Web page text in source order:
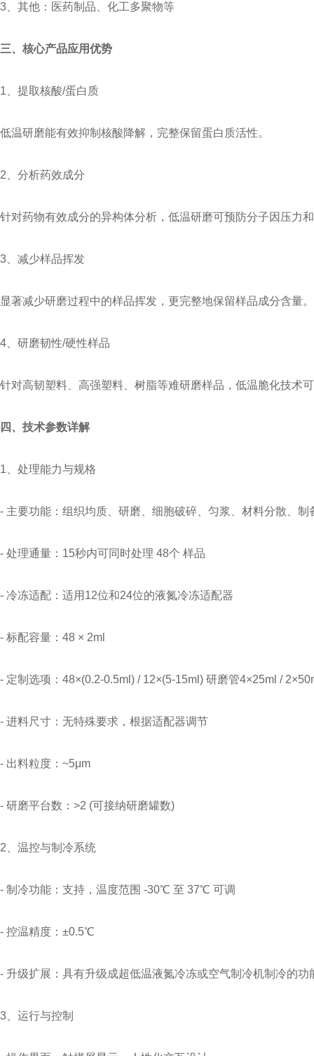
3、其他：医药制品、化工多聚物等
三、核心产品应用优势
1、提取核酸/蛋白质
低温研磨能有效抑制核酸降解，完整保留蛋白质活性。
2、分析药效成分
针对药物有效成分的异构体分析，低温研磨可预防分子因压力
3、减少样品挥发
显著减少研磨过程中的样品挥发，更完整地保留样品成分含量。
4、研磨韧性/硬性样品
针对高韧塑料、高强塑料、树脂等难研磨样品，低温脆化技术
四、技术参数详解
1、处理能力与规格
- 主要功能：组织均质、研磨、细胞破碎、匀浆、材料分散、制
- 处理通量：15秒内可同时处理 48个 样品
- 冷冻适配：适用12位和24位的液氮冷冻适配器
- 标配容量：48 × 2ml
- 定制选项：48×(0.2-0.5ml) / 12×(5-15ml) 研磨管4×25ml /
- 进料尺寸：无特殊要求，根据适配器调节
- 出料粒度：~5μm
- 研磨平台数：>2 (可接纳研磨罐数)
2、温控与制冷系统
- 制冷功能：支持，温度范围 -30℃ 至 37℃ 可调
- 控温精度：±0.5℃
- 升级扩展：具有升级成超低温液氮冷冻或空气制冷机制冷的功
3、运行与控制